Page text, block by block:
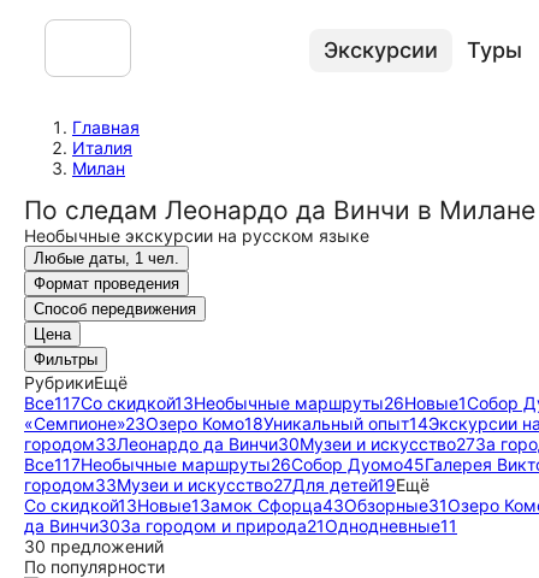
Экскурсии Туры
Главная
Италия
Милан
По следам Леонардо да Винчи в Милане
Необычные экскурсии на русском языке
Любые даты, 1 чел.
Формат проведения
Способ передвижения
Цена
Фильтры
РубрикиЕщё
Все117Со скидкой13Необычные маршруты26Новые1Собор
«Семпионе»23Озеро Комо18Уникальный опыт14Экскурсии
городом33Леонардо да Винчи30Музеи и искусство27За
Все117Необычные маршруты26Собор Дуомо45Галерея
городом33Музеи и искусство27Для детей19Ещё
Со скидкой13Новые1Замок Сфорца43Обзорные31Озеро
да Винчи30За городом и природа21Однодневные11
30 предложений
По популярности